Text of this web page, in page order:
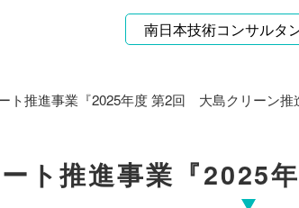
南日本技術コンサルタ
ト推進事業『2025年度 第2回 大島クリーン推
ト推進事業『2025